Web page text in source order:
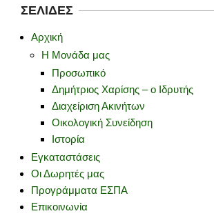
ΣΕΛΊΔΕΣ
Αρχική
Η Μονάδα μας
Προσωπικό
Δημήτριος Χαρίσης – ο Ιδρυτής
Διαχείριση Ακινήτων
Οικολογική Συνείδηση
Ιστορία
Εγκαταστάσεις
Οι Δωρητές μας
Προγράμματα ΕΣΠΑ
Επικοινωνία